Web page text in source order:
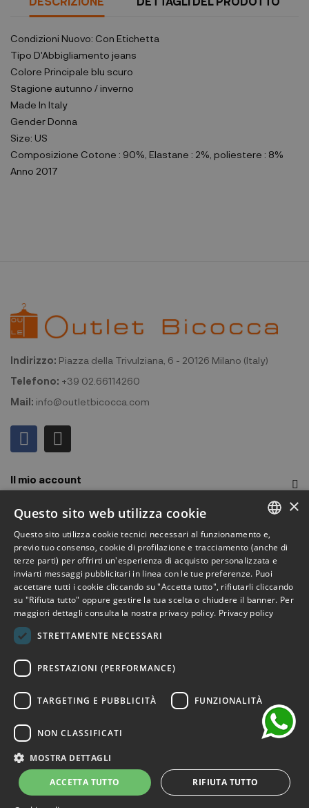
Condizioni Nuovo: Con Etichetta
Tipo D'Abbigliamento jeans
Colore Principale blu scuro
Stagione autunno / inverno
Made In Italy
Gender Donna
Size: US
Composizione Cotone : 90%, Elastane : 2%, poliestere : 8%
Anno 2017
Indirizzo: Piazza della Trivulziana, 6 - 20126 Milano (Italy)
Telefono: +39 02.66114260
Mail: info@outletbicocca.com
Il mio account
Outlet Bicocca
Iscriviti alla Newsletter
Iscriviti per ricevere accesso anticipato a saldi, ultimi arrivi,
promozioni e molto altro.
©2026 Outlet Bicocca - P.IVA 06736400968 - Piazza della
Trivulziana, 6 - 20126 Milano - Italia
Powered byKForge
ITALIAN
ENGLISH
FRENCH
GERMAN
×
Questo sito web utilizza cookie
Questo sito utilizza cookie tecnici necessari al funzionamento e,
previo tuo consenso, cookie di profilazione e tracciamento (anche di
terze parti) per offrirti un'esperienza di acquisto personalizzata e
inviarti messaggi pubblicitari in linea con le tue preferenze. Puoi
accettare tutti i cookie cliccando su "Accetta tutto", rifiutarli cliccando
su "Rifiuta tutto" oppure gestire la tua scelta o chiudere il banner. Per
maggiori dettagli consulta la nostra privacy policy. Privacy policy
STRETTAMENTE NECESSARI
PRESTAZIONI (PERFORMANCE)
TARGETING E PUBBLICITÀ FUNZIONALITÀ
NON CLASSIFICATI
MOSTRA DETTAGLI
ACCETTA TUTTO RIFIUTA TUTTO